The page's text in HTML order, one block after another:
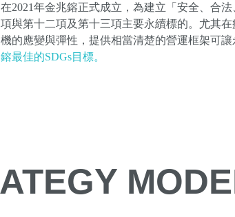
在2021年金兆鎔正式成立，為建立「安全、合
項與第十二項及第十三項主要永續標的。尤其
機的應變與彈性，提供相當清楚的營運框架可讓
鎔最佳的SDGs目標。